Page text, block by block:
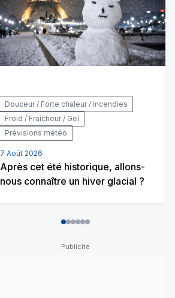
Douceur / Forte chaleur / Incendies
Froid / Fraîcheur / Gel
Prévisions météo
7 Août 2026
Après cet été historique, allons-
nous connaître un hiver glacial ?
012345